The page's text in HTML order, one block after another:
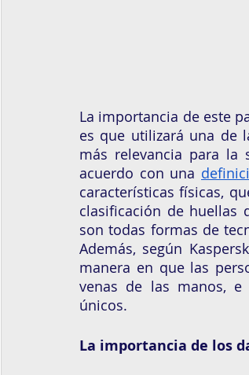
La importancia de este
es que utilizará una de
más relevancia para la
acuerdo con una
características físicas,
clasificación de huellas
son todas formas de
Además, según
manera en que las
venas de las manos,
únicos.
La importancia de los